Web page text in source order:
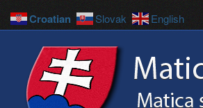
Croatian Slovak English